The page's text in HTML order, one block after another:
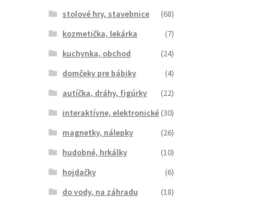
stolové hry, stavebnice
(68)
kozmetička, lekárka
(7)
kuchynka, obchod
(24)
domčeky pre bábiky
(4)
autíčka, dráhy, figúrky
(22)
interaktívne, elektronické (30)
magnetky, nálepky
(26)
hudobné, hrkálky
(10)
hojdačky
(6)
do vody, na záhradu
(18)